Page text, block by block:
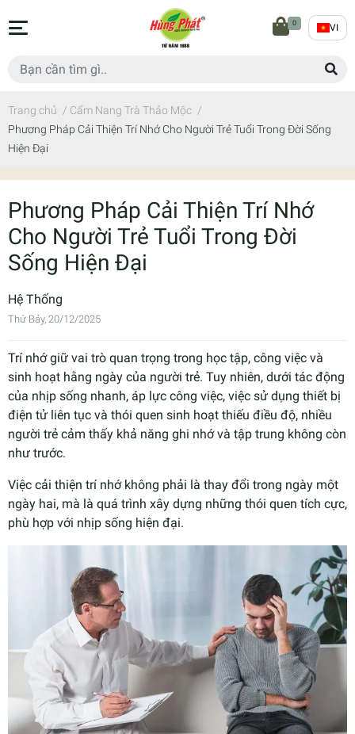
0 VI
Trang chủ / Cẩm Nang Trà Thảo Mộc /
Phương Pháp Cải Thiện Trí Nhớ Cho Người Trẻ Tuổi Trong Đời Sống
Hiện Đại
Phương Pháp Cải Thiện Trí Nhớ
Cho Người Trẻ Tuổi Trong Đời
Sống Hiện Đại
Hệ Thống
Thứ Bảy, 20/12/2025
Trí nhớ giữ vai trò quan trọng trong học tập, công việc và
sinh hoạt hằng ngày của người trẻ. Tuy nhiên, dưới tác động
của nhịp sống nhanh, áp lực công việc, việc sử dụng thiết bị
điện tử liên tục và thói quen sinh hoạt thiếu điều độ, nhiều
người trẻ cảm thấy khả năng ghi nhớ và tập trung không còn
như trước.
Việc cải thiện trí nhớ không phải là thay đổi trong ngày một
ngày hai, mà là quá trình xây dựng những thói quen tích cực,
phù hợp với nhịp sống hiện đại.